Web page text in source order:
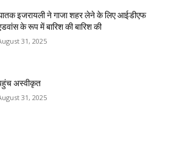
इजरायली ने गाजा शहर लेने के लिए आईडीएफ
के रूप में बारिश की बारिश की
31, 2025
अस्वीकृत
31, 2025